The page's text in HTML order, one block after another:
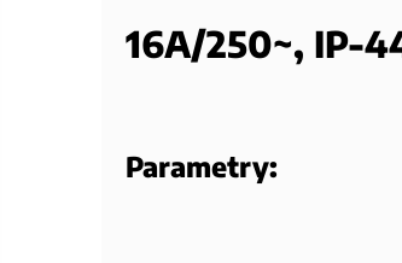
16A/250~, IP-
Parametry: